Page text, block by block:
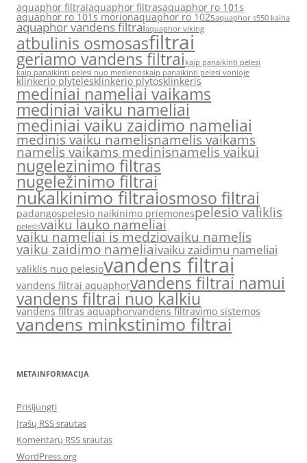
aquaphor filtraiaquaphor filtrasaquaphor ro 101s
aquaphor ro 101s morionaquaphor ro 102saquaphor s550 kaina
aquaphor vandens filtraiaquaphor viking
atbulinis osmosasfiltrai
geriamo vandens filtraikaip panaikinti pelesi
kaip panaikinti pelesi nuo medienoskaip panaikinti pelesi vonioje
klinkerio plytelesklinkerio plytosklinkeris
mediniai nameliai vaikams
mediniai vaiku nameliai
mediniai vaiku zaidimo nameliai
medinis vaiku namelisnamelis vaikams
namelis vaikams medinisnamelis vaikui
nugelezinimo filtras
nugeležinimo filtrai
nukalkinimo filtraiosmoso filtrai
padangospelesio naikinimo priemonespelesio valiklis
pelesisvaiku lauko nameliai
vaiku nameliai is medziovaiku namelis
vaiku zaidimo nameliaivaiku zaidimu nameliai
valiklis nuo pelesiovandens filtrai
vandens filtrai aquaphorvandens filtrai namui
vandens filtrai nuo kalkiu
vandens filtras aquaphorvandens filtravimo sistemos
vandens minkstinimo filtrai
METAINFORMACIJA
Prisijungti
Įrašų RSS srautas
Komentarų RSS srautas
WordPress.org